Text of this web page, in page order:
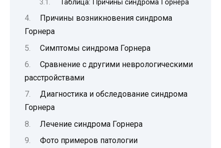
Таблица: Причины синдрома Горнера
Причины возникновения синдрома
Горнера
Симптомы синдрома Горнера
Сравнение с другими неврологическими
расстройствами
Диагностика и обследование синдрома
Горнера
Лечение синдрома Горнера
Фото примеров патологии